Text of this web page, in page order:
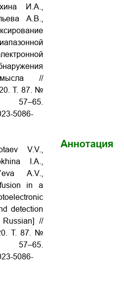
И.А.,
А.В.,
//
Т. 87. №
7–65.
5086-
V.V.,
I.A.,
A.V.,
in a
detection
Russian] //
Т. 87. №
57–65
5086-
Аннотация